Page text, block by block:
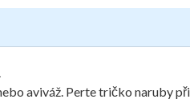
aviváž. Perte tričko naruby